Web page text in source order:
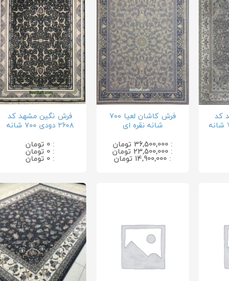
کد
۳۰۰۰۳ دودی ۷۰۰ شانه
فرش کاشان لعیا ۷۰۰
شانه نقره ای
: 36,500,000 تومان
: 23,500,000 تومان
: 14,900,000 تومان
فرش نگین مشهد کد
۲۶۰۸ دودی ۷۰۰ شانه
: 0 تومان
: 0 تومان
: 0 تومان